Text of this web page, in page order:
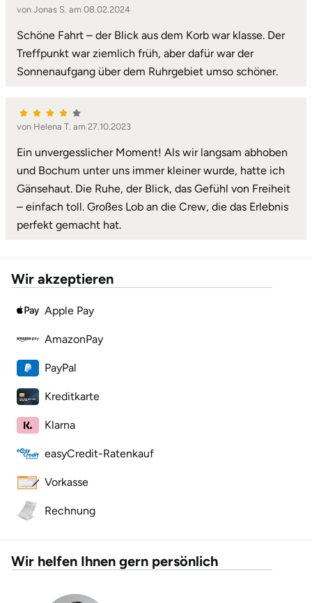
von Jonas S. am 08.02.2024
Schöne Fahrt – der Blick aus dem Korb war klasse. Der
Treffpunkt war ziemlich früh, aber dafür war der
Sonnenaufgang über dem Ruhrgebiet umso schöner.
von Helena T. am 27.10.2023
Ein unvergesslicher Moment! Als wir langsam abhoben
und Bochum unter uns immer kleiner wurde, hatte ich
Gänsehaut. Die Ruhe, der Blick, das Gefühl von Freiheit
– einfach toll. Großes Lob an die Crew, die das Erlebnis
perfekt gemacht hat.
Wir akzeptieren
Apple Pay
AmazonPay
PayPal
Kreditkarte
Klarna
easyCredit-Ratenkauf
Vorkasse
Rechnung
Wir helfen Ihnen gern persönlich